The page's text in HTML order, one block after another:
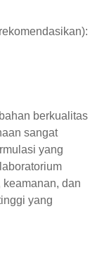
berkualitas
sangat
yang
dan
yang